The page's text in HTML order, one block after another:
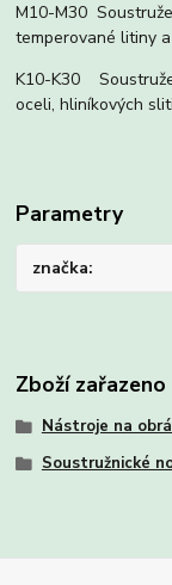
M10-M30
temperované litiny
K10-K30
oceli, hliníkových
Parametry
značka
Zboží
Nástroje na
Soustružnické